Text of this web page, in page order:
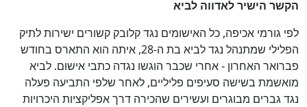
הקשר הישיר לאדווה לביא
לפי גורמי אכיפה, כל האישומים נגד קלובק קשורים ישירות לתיק
הפלילי שמתנהל נגד לביא בת ה-28, איתה הוא התארס בחודש
פברואר האחרון - אחרי שכבר הוגשו נגדה כתבי אישום. לביא
מואשמת בשישה סעיפים פליליים, לאחר שלפי התביעה פעלה
נגד גברים מבוגרים ועשירים שהכירה דרך אפליקציות היכרויות